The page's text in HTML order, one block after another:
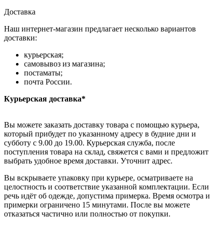
Доставка
Наш интернет-магазин предлагает несколько вариантов
доставки:
курьерская;
самовывоз из магазина;
постаматы;
почта России.
Курьерская доставка*
Вы можете заказать доставку товара с помощью курьера,
который прибудет по указанному адресу в будние дни и
субботу с 9.00 до 19.00. Курьерская служба, после
поступления товара на склад, свяжется с вами и предложит
выбрать удобное время доставки. Уточнит адрес.
Вы вскрываете упаковку при курьере, осматриваете на
целостность и соответствие указанной комплектации. Если
речь идёт об одежде, допустима примерка. Время осмотра и
примерки ограничено 15 минутами. После вы можете
отказаться частично или полностью от покупки.